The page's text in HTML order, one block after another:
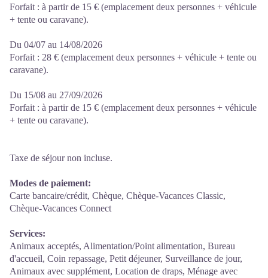
Forfait : à partir de 15 € (emplacement deux personnes + véhicule
+ tente ou caravane).
Du 04/07 au 14/08/2026
Forfait : 28 € (emplacement deux personnes + véhicule + tente ou
caravane).
Du 15/08 au 27/09/2026
Forfait : à partir de 15 € (emplacement deux personnes + véhicule
+ tente ou caravane).
Taxe de séjour non incluse.
Modes de paiement:
Carte bancaire/crédit, Chèque, Chèque-Vacances Classic,
Chèque-Vacances Connect
Services:
Animaux acceptés, Alimentation/Point alimentation, Bureau
d'accueil, Coin repassage, Petit déjeuner, Surveillance de jour,
Animaux avec supplément, Location de draps, Ménage avec